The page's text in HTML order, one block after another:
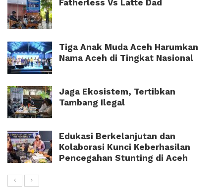
Fatherless Vs Latte Dad
Tiga Anak Muda Aceh Harumkan
Nama Aceh di Tingkat Nasional
Jaga Ekosistem, Tertibkan
Tambang Ilegal
Edukasi Berkelanjutan dan
Kolaborasi Kunci Keberhasilan
Pencegahan Stunting di Aceh